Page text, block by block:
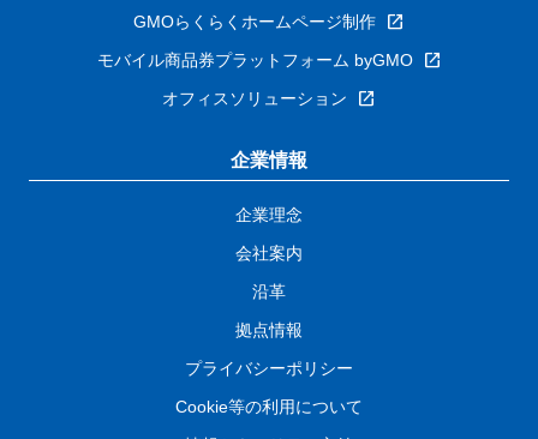
GMOらくらくホームページ制作
モバイル商品券プラットフォーム byGMO
オフィスソリューション
企業情報
企業理念
会社案内
沿革
拠点情報
プライバシーポリシー
Cookie等の利用について